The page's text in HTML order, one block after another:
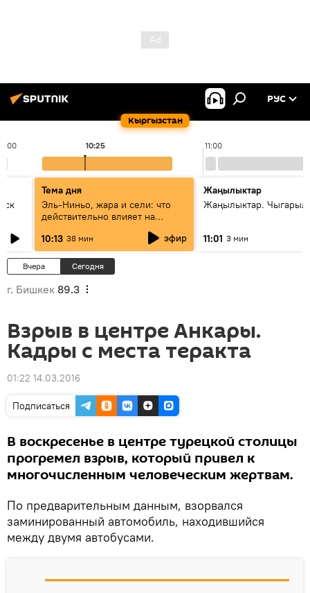
Кыргызстан
РУС
11:00
10:25
Тема дня
Эль-Ниньо, жара и сели: что
действительно влияет на
10:13 38 мин эфир
Жаңылыктар
Жаңылыктар.
11:01 3 мин
Вчера Сегодня
г. Бишкек 89.3
Взрыв в центре Анкары.
Кадры с места теракта
01:22 14.03.2016
Подписаться
В воскресенье в центре турецкой столицы
прогремел взрыв, который привел к
многочисленным человеческим жертвам.
По предварительным данным, взорвался
заминированный автомобиль, находившийся
между двумя автобусами.